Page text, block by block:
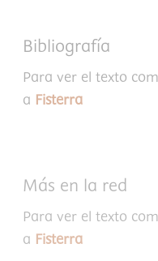
Bibliografía
Para ver el texto
a Fisterra
Más en la red
Para ver el texto
a Fisterra